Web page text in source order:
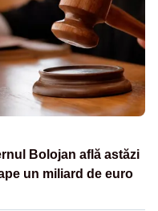
Bolojan află astăzi
un miliard de euro